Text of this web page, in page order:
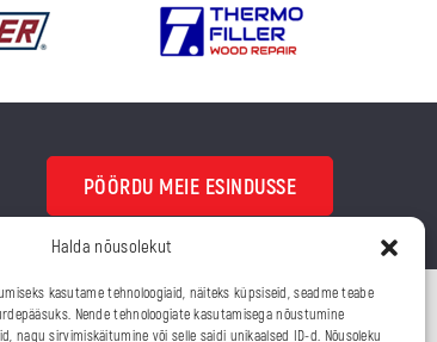
Halda nõusolekut
kasutame tehnoloogiaid, näiteks küpsiseid, seadme teabe
Nende tehnoloogiate kasutamisega nõustumine
nagu sirvimiskäitumine või selle saidi unikaalsed ID-d. Nõusoleku
PÖÖRDU MEIE ESINDUSSE